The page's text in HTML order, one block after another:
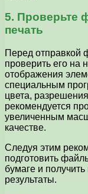
5. Проверьте
печать
Перед отправкой
проверить его на
отображения
специальным
цвета,
рекомендуется
увеличенным
качестве.
Следуя этим
подготовить
бумаге и
результаты.